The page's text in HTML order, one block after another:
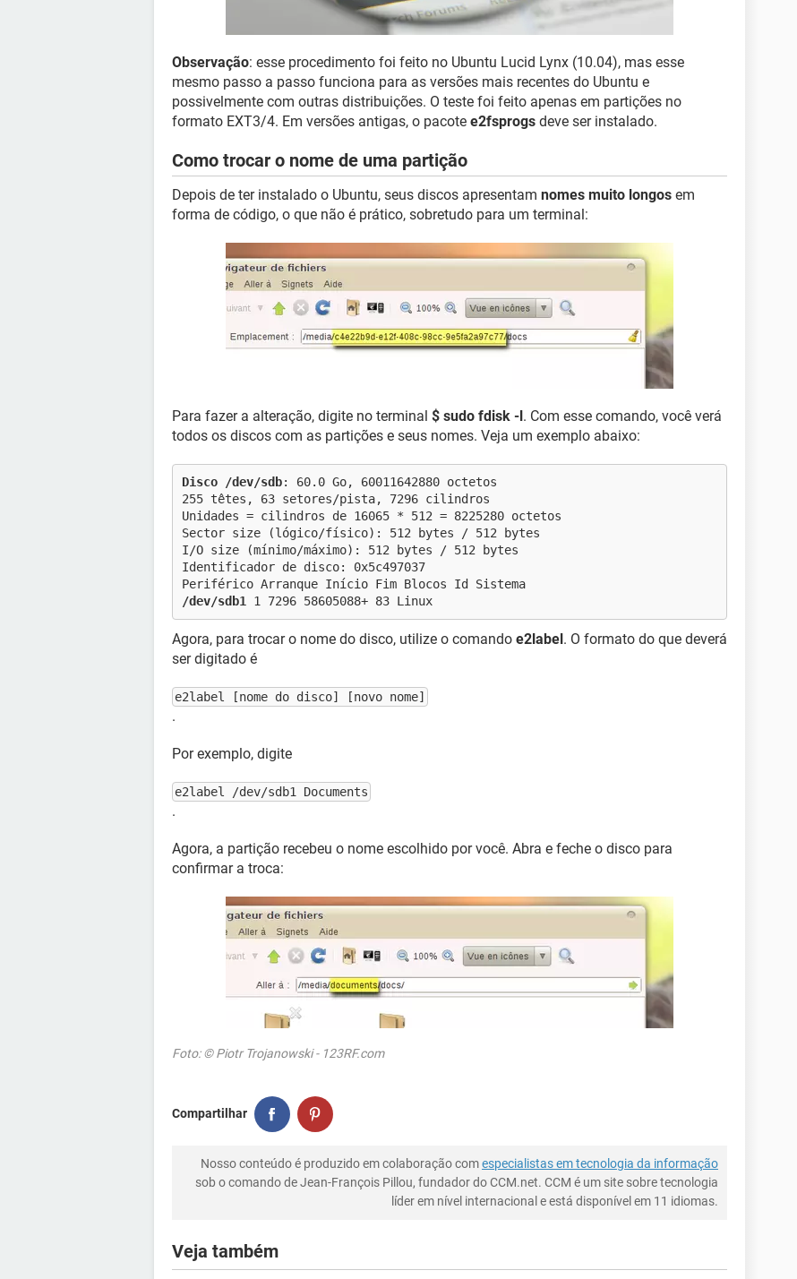
Observação: esse procedimento foi feito no Ubuntu Lucid Lynx (10.04), mas esse
mesmo passo a passo funciona para as versões mais recentes do Ubuntu e
possivelmente com outras distribuições. O teste foi feito apenas em partições no
formato EXT3/4. Em versões antigas, o pacote e2fsprogs deve ser instalado.
Como trocar o nome de uma partição
Depois de ter instalado o Ubuntu, seus discos apresentam nomes muito longos em
forma de código, o que não é prático, sobretudo para um terminal:
Para fazer a alteração, digite no terminal $ sudo fdisk -l. Com esse comando, você verá
todos os discos com as partições e seus nomes. Veja um exemplo abaixo:
Disco /dev/sdb: 60.0 Go, 60011642880 octetos
255 têtes, 63 setores/pista, 7296 cilindros
Unidades = cilindros de 16065 * 512 = 8225280 octetos
Sector size (lógico/físico): 512 bytes / 512 bytes
I/O size (mínimo/máximo): 512 bytes / 512 bytes
Identificador de disco: 0x5c497037
Periférico Arranque Início Fim Blocos Id Sistema
/dev/sdb1
1 7296 58605088+ 83 Linux
Agora, para trocar o nome do disco, utilize o comando e2label. O formato do que deverá
ser digitado é
e2label [nome do disco] [novo nome]
.
Por exemplo, digite
e2label /dev/sdb1 Documents
.
Agora, a partição recebeu o nome escolhido por você. Abra e feche o disco para
confirmar a troca:
Foto: © Piotr Trojanowski - 123RF.com
Compartilhar
Nosso conteúdo é produzido em colaboração comespecialistas em tecnologia da informação
sob o comando de Jean-François Pillou, fundador do CCM.net. CCM é um site sobre tecnologia
líder em nível internacional e está disponível em 11 idiomas.
Veja também